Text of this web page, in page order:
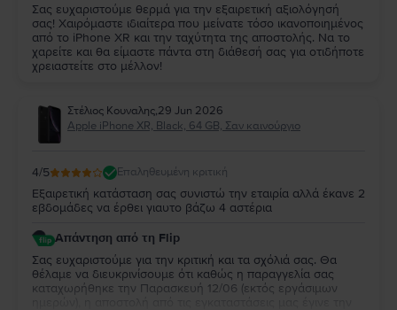
Σας ευχαριστούμε θερμά για την εξαιρετική αξιολόγησή
σας! Χαιρόμαστε ιδιαίτερα που μείνατε τόσο ικανοποιημένος
από το iPhone XR και την ταχύτητα της αποστολής. Να το
χαρείτε και θα είμαστε πάντα στη διάθεσή σας για οτιδήποτε
χρειαστείτε στο μέλλον!
Στέλιος Κουναλης,29 Jun 2026
Apple iPhone XR, Black, 64 GB, Σαν καινούργιο
4/5 Επαληθευμένη κριτική
Εξαιρετική κατάσταση σας συνιστώ την εταιρία αλλά έκανε 2
εβδομάδες να έρθει γιαυτο βάζω 4 αστέρια
Απάντηση από τη Flip
Σας ευχαριστούμε για την κριτική και τα σχόλιά σας. Θα
θέλαμε να διευκρινίσουμε ότι καθώς η παραγγελία σας
καταχωρήθηκε την Παρασκευή 12/06 (εκτός εργάσιμων